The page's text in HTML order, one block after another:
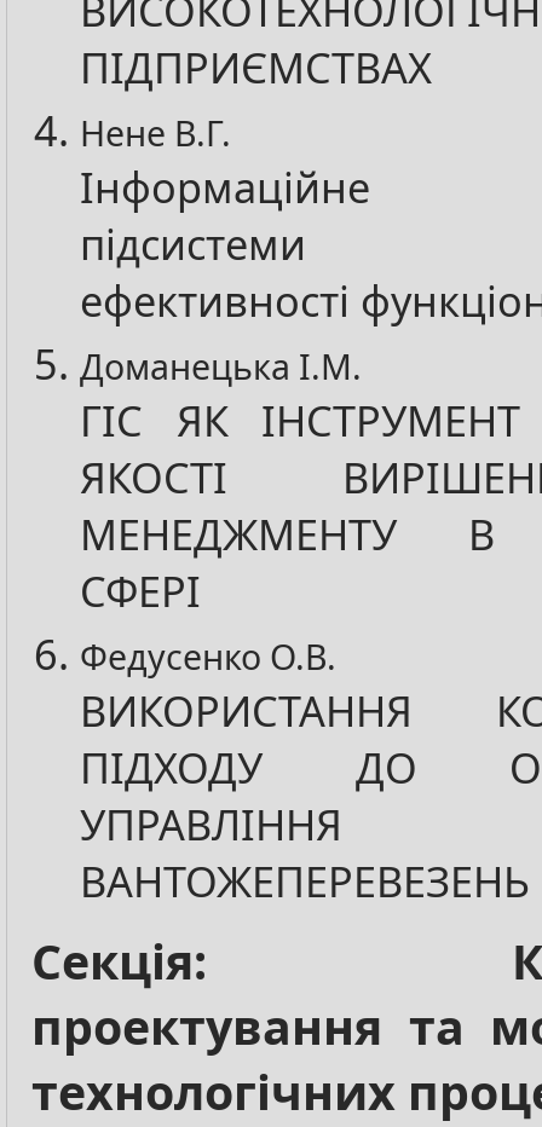
ПІДПРИЄМСТВАХ
Нене В.Г.
Інформаційне
підсистеми
ефективності
Доманецька І.М.
ГІС ЯК
ЯКОСТІ
МЕНЕДЖМЕНТУ В
СФЕРІ
Федусенко О.В.
ВИКОРИСТАННЯ
ПІДХОДУ ДО
УПРАВЛІННЯ
ВАНТОЖЕПЕРЕВЕЗЕНЬ
Секція:
проектування та
технологічних